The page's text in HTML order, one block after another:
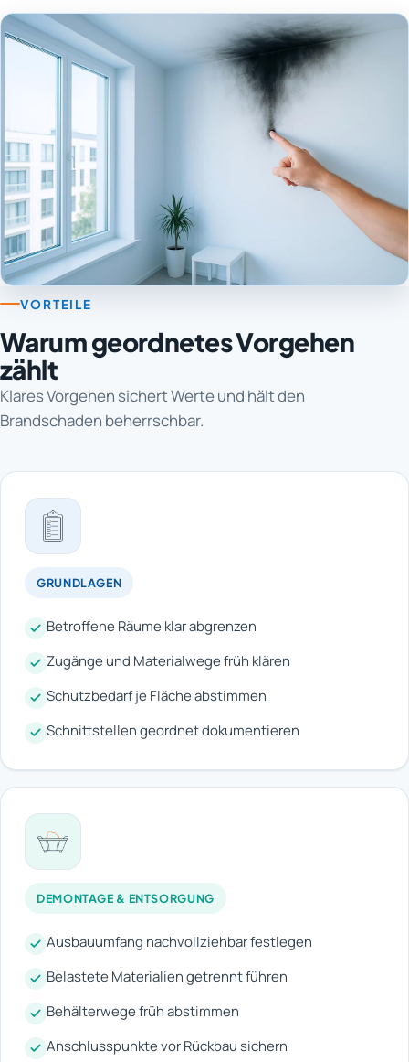
VORTEILE
Warum geordnetes Vorgehen
zählt
Klares Vorgehen sichert Werte und hält den
Brandschaden beherrschbar.
GRUNDLAGEN
Betroffene Räume klar abgrenzen
Zugänge und Materialwege früh klären
Schutzbedarf je Fläche abstimmen
Schnittstellen geordnet dokumentieren
DEMONTAGE & ENTSORGUNG
Ausbauumfang nachvollziehbar festlegen
Belastete Materialien getrennt führen
Behälterwege früh abstimmen
Anschlusspunkte vor Rückbau sichern